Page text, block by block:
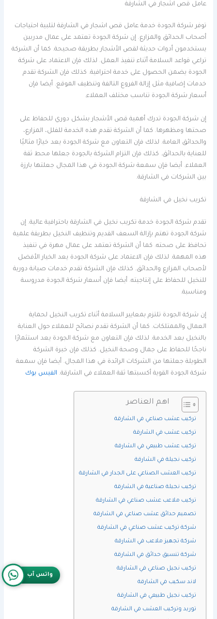
عامل قص اشجار في الشارقة
توفر شركة الجودة خدمة عامل قص اشجار في الشارقة لتلبية احتياجات
أصحاب الحدائق والمزارع. إن شركة الجودة تعتمد على عمال مدربين
يستخدمون أدوات حديثة لقص الأشجار بطريقة صحيحة. كما أن الشركة
تراعي قواعد السلامة أثناء تنفيذ العمل. لذلك فإن الاعتماد على شركة
الجودة يضمن الحصول على خدمة احترافية. كذلك فإن الشركة تقدم
خدمات إضافية مثل إزالة الفروع التالفة وتنظيف الموقع. أيضا فإن
أسعار شركة الجودة تناسب مختلف العملاء.
إن شركة الجودة تدرك أهمية قص الأشجار بشكل دوري للحفاظ على
صحتها ومظهرها. كما أن الشركة تقدم هذه الخدمة للفلل، المزارع،
والحدائق العامة. لذلك فإن التعاون مع شركة الجودة يعد خيارًا مثاليًا
للعناية بالحدائق. كذلك فإن التزام الشركة بالجودة جعلها محط ثقة
العملاء. أيضا فإن سمعة شركة الجودة في هذا المجال جعلتها بارزة
بين الشركات في الشارقة.
تكريب نخيل في الشارقة
تقدم شركة الجودة خدمة تكريب نخيل في الشارقة باحترافية عالية. إن
شركة الجودة تهتم بإزالة السعف القديم وتنظيف النخيل بطريقة علمية
تحافظ على صحته. كما أن الشركة تعتمد على عمال مهرة في تنفيذ
هذه المهمة. لذلك فإن الاعتماد على شركة الجودة يعد الخيار الأفضل
لأصحاب المزارع والحدائق. كذلك فإن الشركة تقدم خدمات صيانة دورية
للنخيل للحفاظ على إنتاجيته. أيضا فإن أسعار شركة الجودة مدروسة
ومناسبة.
إن شركة الجودة تلتزم بمعايير السلامة أثناء تكريب النخيل لحماية
العمال والممتلكات. كما أن الشركة تقدم نصائح للعملاء حول العناية
بالنخيل بعد الخدمة. لذلك فإن التعاون مع شركة الجودة يعد استثمارًا
ناجحًا للحفاظ على جمال وصحة النخيل. كذلك فإن خبرة الشركة
الطويلة جعلتها من الشركات الرائدة في هذا المجال. أيضا فإن سمعة
شركة الجودة القوية أكسبتها ثقة العملاء في الشارقة. الفيس بوك
اهم العناصر
تركيب عشب صناعي في الشارقة
تركيب عشب في الشارقة
تركيب عشب طبيعي في الشارقة
تركيب نجيلة في الشارقة
تركيب العشب الصناعي على الجدار في الشارقة
تركيب نجيلة صناعية في الشارقة
تركيب ملاعب عشب صناعي في الشارقة
تصميم حدائق عشب صناعي في الشارقة
شركة تركيب عشب صناعي في الشارقة
شركة تجهيز ملاعب في الشارقة
شركة تنسيق حدائق في الشارقة
تركيب نجيل صناعي في الشارقة
لاند سكيب في الشارقة
تركيب نجيل طبيعي في الشارقة
توريد وتركيب العشب في الشارقة
واتس آب